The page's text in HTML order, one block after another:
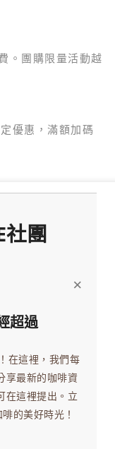
。團購限量活動越
優惠，滿額加碼
技術呈現咖啡豆獨
×
團
超過
在這裡，我們每
享最新的咖啡資
在這裡提出。立
的美好時光！